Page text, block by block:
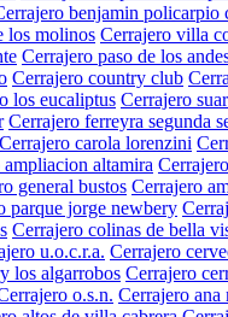
benjamin policarpio
los molinos Cerrajero villa
Cerrajero paso de los
Cerrajero country club
los eucaliptus Cerrajero
Cerrajero ferreyra segunda
Cerrajero carola lorenzini
ampliacion altamira
general bustos Cerrajero
parque jorge newbery
Cerrajero colinas de bella
u.o.c.r.a. Cerrajero
los algarrobos Cerrajero
o.s.n. Cerrajero ana